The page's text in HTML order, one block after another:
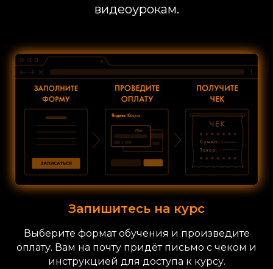
видеоурокам.
Запишитесь на курс
Выберите формат обучения и произведите
оплату. Вам на почту придёт письмо с чеком и
инструкцией для доступа к курсу.